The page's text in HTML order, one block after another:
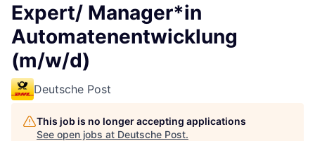
Expert/ Manager*in
Automatenentwicklung
(m/w/d)
Deutsche Post
This job is no longer accepting applications
See open jobs at Deutsche Post.